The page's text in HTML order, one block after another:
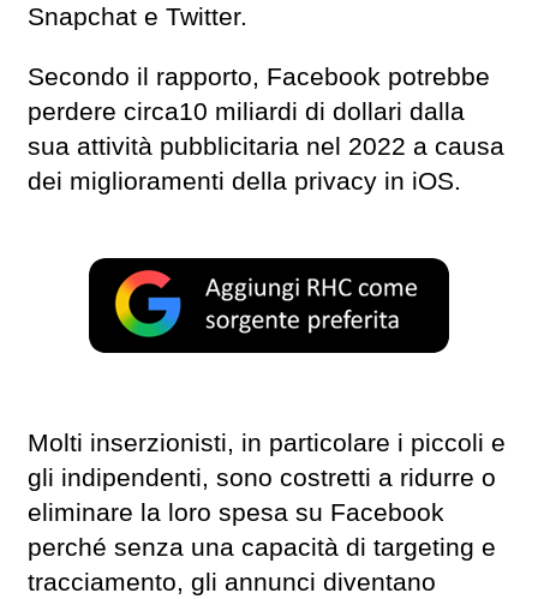
Snapchat e Twitter.
Secondo il rapporto, Facebook potrebbe
perdere circa10 miliardi di dollari dalla
sua attività pubblicitaria nel 2022 a causa
dei miglioramenti della privacy in iOS.
Molti inserzionisti, in particolare i piccoli e
gli indipendenti, sono costretti a ridurre o
eliminare la loro spesa su Facebook
perché senza una capacità di targeting e
tracciamento, gli annunci diventano